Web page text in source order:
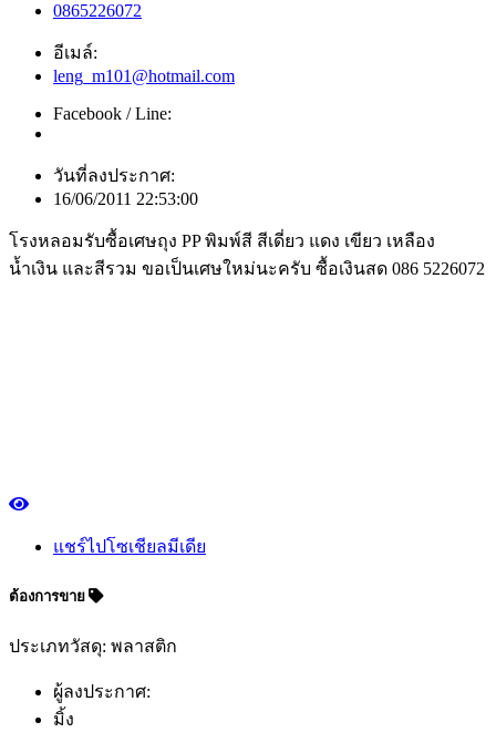
0865226072
อีเมล์:
leng_m101@hotmail.com
Facebook / Line:
วันที่ลงประกาศ:
16/06/2011 22:53:00
โรงหลอมรับซื้อเศษถุง PP พิมพ์สี สีเดี่ยว แดง เขียว เหลือง
น้ำเงิน และสีรวม ขอเป็นเศษใหม่นะครับ ซื้อเงินสด 086 5226072
แชร์ไปโซเชียลมีเดีย
ต้องการขาย
ประเภทวัสดุ: พลาสติก
ผู้ลงประกาศ:
มิ้ง